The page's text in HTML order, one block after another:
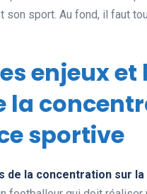
sport. Au fond, il faut
enjeux
la
sportive
de la concentration sur